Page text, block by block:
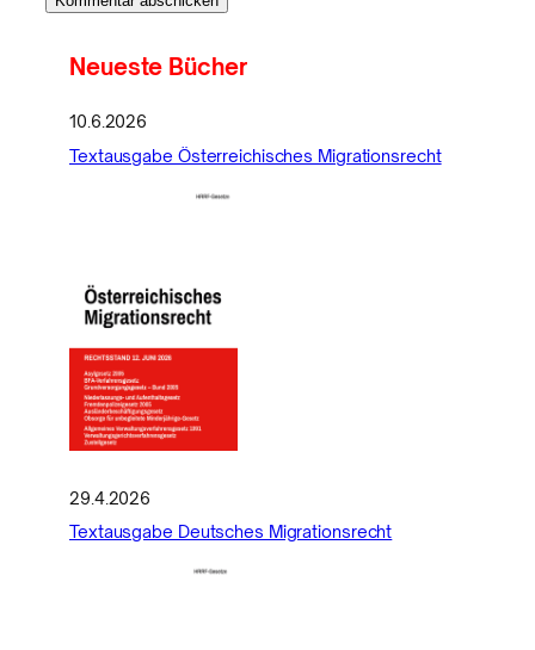
Neueste Bücher
10.6.2026
Textausgabe Österreichisches Migrationsrecht
29.4.2026
Textausgabe Deutsches Migrationsrecht